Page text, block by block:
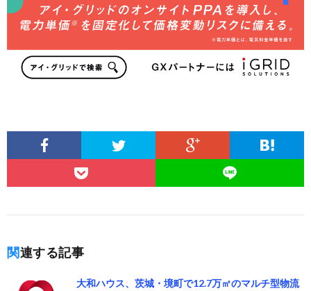
関連する記事
大和ハウス、茨城・境町で12.7万㎡のマルチ型物流